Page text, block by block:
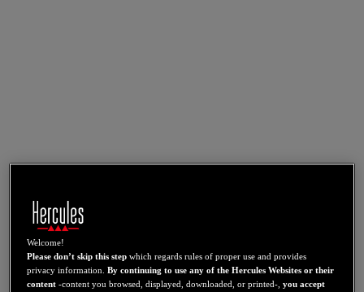
Welcome!
Please don’t skip this step which regards rules of proper use and provides
privacy information.By continuing to use any of the Hercules Websites or their
content -content you browsed, displayed, downloaded, or printed-,you accept